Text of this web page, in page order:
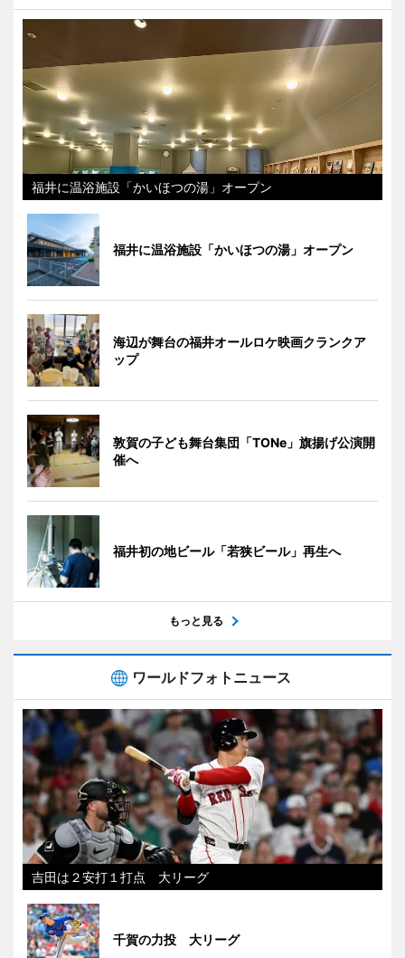
福井に温浴施設「かいほつの湯」オープン
福井に温浴施設「かいほつの湯」オープン
海辺が舞台の福井オールロケ映画クランクア
ップ
敦賀の子ども舞台集団「TONe」旗揚げ公演開
催へ
福井初の地ビール「若狭ビール」再生へ
もっと見る
ワールドフォトニュース
吉田は２安打１打点 大リーグ
千賀の力投 大リーグ